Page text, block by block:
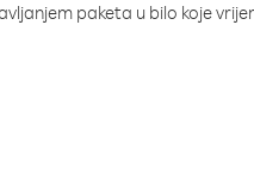
paketa u bilo koje